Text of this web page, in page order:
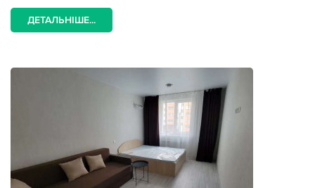
ДЕТАЛЬНІШЕ...